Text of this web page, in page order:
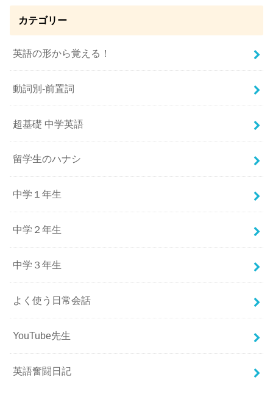
カテゴリー
英語の形から覚える！
動詞別-前置詞
超基礎 中学英語
留学生のハナシ
中学１年生
中学２年生
中学３年生
よく使う日常会話
YouTube先生
英語奮闘日記